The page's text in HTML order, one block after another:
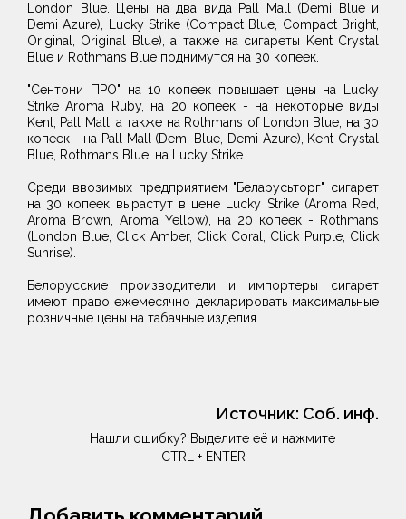
London Blue. Цены на два вида Pall Mall (Demi Blue и
Demi Azure), Lucky Strike (Compact Blue, Compact Bright,
Original, Original Blue), а также на сигареты Kent Crystal
Blue и Rothmans Blue поднимутся на 30 копеек.
"Сентони ПРО" на 10 копеек повышает цены на Lucky
Strike Aroma Ruby, на 20 копеек - на некоторые виды
Kent, Pall Mall, а также на Rothmans of London Blue, на 30
копеек - на Pall Mall (Demi Blue, Demi Azure), Kent Crystal
Blue, Rothmans Blue, на Lucky Strike.
Среди ввозимых предприятием "Беларусьторг" сигарет
на 30 копеек вырастут в цене Lucky Strike (Aroma Red,
Aroma Brown, Aroma Yellow), на 20 копеек - Rothmans
(London Blue, Click Amber, Click Coral, Click Purple, Click
Sunrise).
Белорусские производители и импортеры сигарет
имеют право ежемесячно декларировать максимальные
розничные цены на табачные изделия
Источник: Соб. инф.
Нашли ошибку? Выделите её и нажмите
CTRL + ENTER